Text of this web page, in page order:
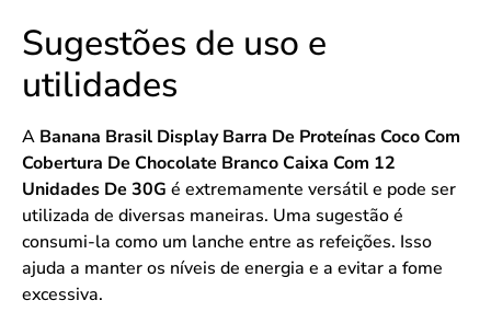
Sugestões de uso e
utilidades
A Banana Brasil Display Barra De Proteínas Coco Com
Cobertura De Chocolate Branco Caixa Com 12
Unidades De 30G é extremamente versátil e pode ser
utilizada de diversas maneiras. Uma sugestão é
consumi-la como um lanche entre as refeições. Isso
ajuda a manter os níveis de energia e a evitar a fome
excessiva.